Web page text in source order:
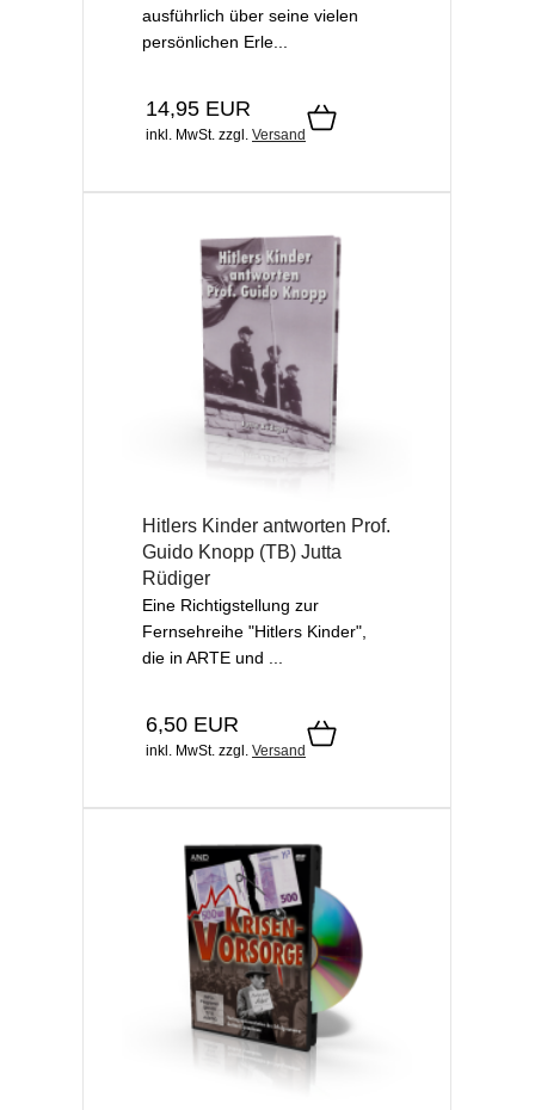
ausführlich über seine vielen
persönlichen Erle...
14,95 EUR
inkl. MwSt. zzgl. Versand
Hitlers Kinder antworten Prof.
Guido Knopp (TB) Jutta
Rüdiger
Eine Richtigstellung zur
Fernsehreihe "Hitlers Kinder",
die in ARTE und ...
6,50 EUR
inkl. MwSt. zzgl. Versand